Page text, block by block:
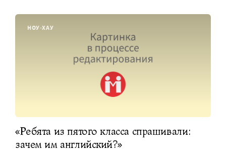
НОУ-ХАУ
«Ребята из пятого класса спрашивали:
зачем им английский?»